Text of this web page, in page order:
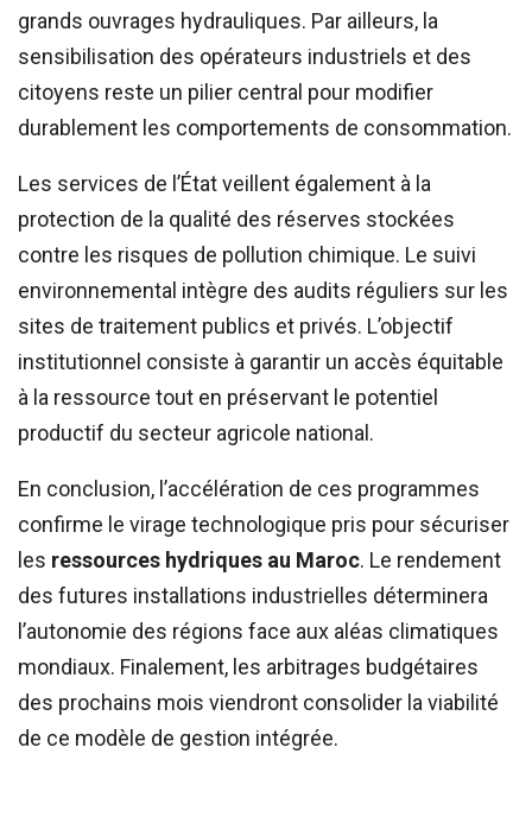
grands ouvrages hydrauliques. Par ailleurs, la
sensibilisation des opérateurs industriels et des
citoyens reste un pilier central pour modifier
durablement les comportements de consommation.
Les services de l’État veillent également à la
protection de la qualité des réserves stockées
contre les risques de pollution chimique. Le suivi
environnemental intègre des audits réguliers sur les
sites de traitement publics et privés. L’objectif
institutionnel consiste à garantir un accès équitable
à la ressource tout en préservant le potentiel
productif du secteur agricole national.
En conclusion, l’accélération de ces programmes
confirme le virage technologique pris pour sécuriser
les ressources hydriques au Maroc. Le rendement
des futures installations industrielles déterminera
l’autonomie des régions face aux aléas climatiques
mondiaux. Finalement, les arbitrages budgétaires
des prochains mois viendront consolider la viabilité
de ce modèle de gestion intégrée.